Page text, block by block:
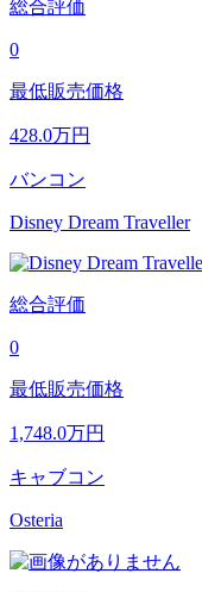
総合評価
0
最低販売価格
428.0万円
バンコン
Disney Dream Traveller
総合評価
0
最低販売価格
1,748.0万円
キャブコン
Osteria